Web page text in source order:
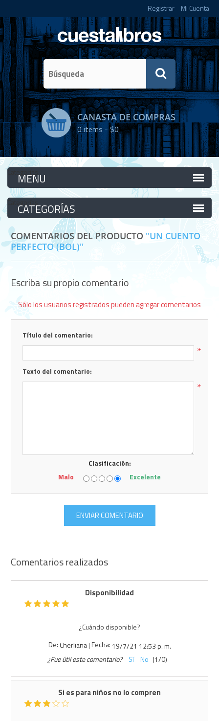
Registrar Mi Cuenta
CANASTA DE COMPRAS
0items -$0
Categorías
Categorías
COMENTARIOS DEL PRODUCTO
UN CUENTO
PERFECTO (BOL)
Escriba su propio comentario
Sólo los usuarios registrados pueden agregar comentarios
Título del comentario:
*
Texto del comentario:
*
Clasificación:
Malo
Excelente
Comentarios realizados
Disponibilidad
¿Cuándo disponible?
De: Cherliana|Fecha: 19/7/21 12:53 p. m.
¿Fue útil este comentario?
Sí No (1/0)
Si es para niños no lo compren